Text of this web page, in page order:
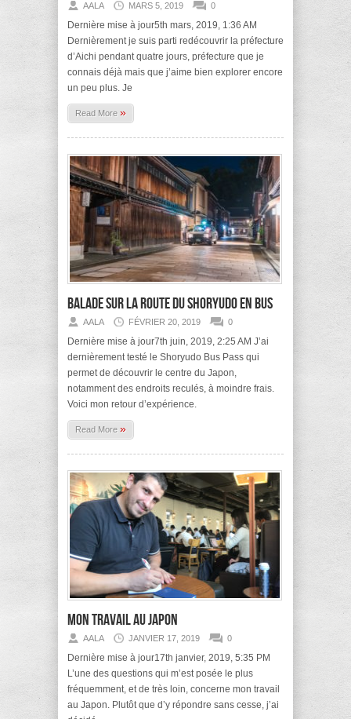
AALA MARS 5, 2019 0
Dernière mise à jour5th mars, 2019, 1:36 AM
Dernièrement je suis parti redécouvrir la préfecture
d’Aichi pendant quatre jours, préfecture que je
connais déjà mais que j’aime bien explorer encore
un peu plus. Je
Read More »
Balade sur la route du Shoryudo en bus
AALA FÉVRIER 20, 2019 0
Dernière mise à jour7th juin, 2019, 2:25 AM J’ai
dernièrement testé le Shoryudo Bus Pass qui
permet de découvrir le centre du Japon,
notamment des endroits reculés, à moindre frais.
Voici mon retour d’expérience.
Read More »
Mon travail au Japon
AALA JANVIER 17, 2019 0
Dernière mise à jour17th janvier, 2019, 5:35 PM
L’une des questions qui m’est posée le plus
fréquemment, et de très loin, concerne mon travail
au Japon. Plutôt que d’y répondre sans cesse, j’ai